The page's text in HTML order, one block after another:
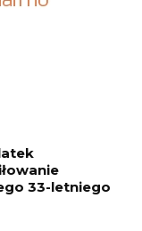
33-letniego